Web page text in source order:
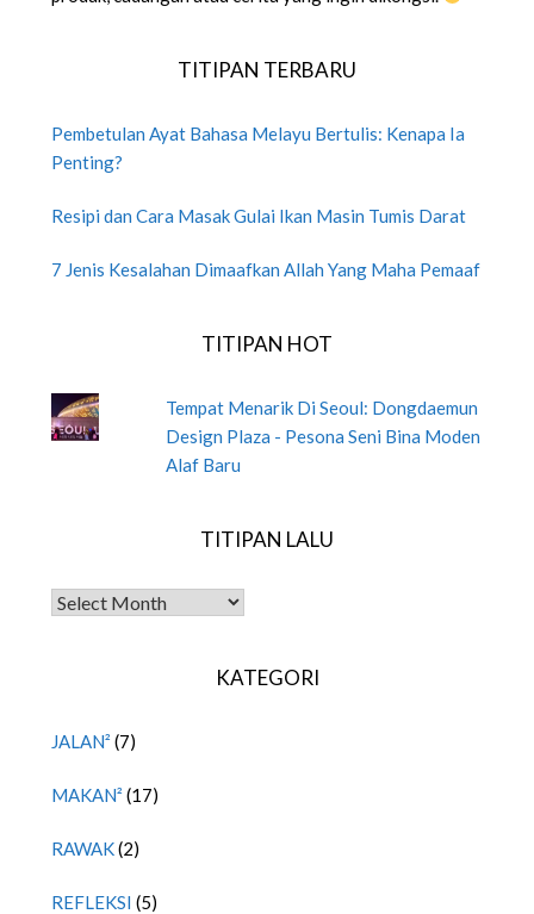
TITIPAN TERBARU
Pembetulan Ayat Bahasa Melayu Bertulis: Kenapa Ia
Penting?
Resipi dan Cara Masak Gulai Ikan Masin Tumis Darat
7 Jenis Kesalahan Dimaafkan Allah Yang Maha Pemaaf
TITIPAN HOT
Tempat Menarik Di Seoul: Dongdaemun
Design Plaza - Pesona Seni Bina Moden
Alaf Baru
TITIPAN LALU
TITIPAN LALU
KATEGORI
JALAN² (7)
MAKAN² (17)
RAWAK(2)
REFLEKSI (5)